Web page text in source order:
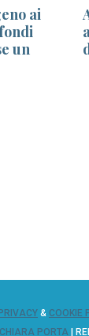
ai
un
& COOKIE
CHIARA PORTA |